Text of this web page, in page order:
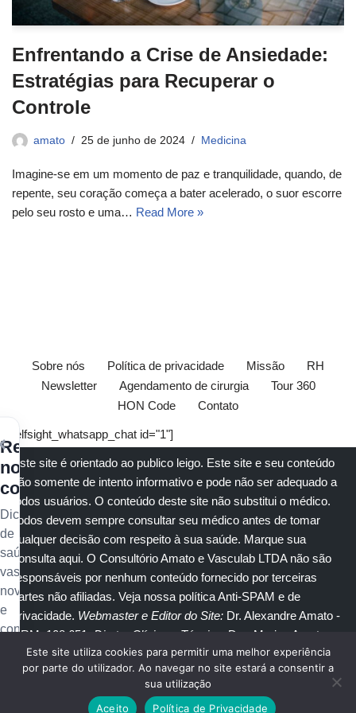
Enfrentando a Crise de Ansiedade:
Estratégias para Recuperar o
Controle
amato 25 de junho de 2024 Medicina
Imagine-se em um momento de paz e tranquilidade, quando, de
repente, seu coração começa a bater acelerado, o suor escorre
pelo seu rosto e uma… Read More »
Sobre nós Política de privacidade Missão
RH
Newsletter
Agendamento de cirurgia
Tour 360
HON Code
Contato
[elfsight_whatsapp_chat id="1"]
Este site é orientado ao publico leigo. Este site e seu conteúdo
são somente de intento informativo e pode não ser adequado a
todos usuários. O conteúdo deste site não substitui o médico.
Todos devem sempre consultar seu médico antes de tomar
qualquer decisão com respeito à sua saúde. Marque sua
consulta aqui. O Consultório Amato e Vasculab LTDA não são
responsáveis por nenhum conteúdo fornecido por terceiras
partes não afiliadas. Veja nossa política Anti-SPAM e de
privacidade. Webmaster e Editor do Site: Dr. Alexandre Amato -
CRM: 108.651
. Diretor Clínico e Técnico
: Dra. Marisa Amato
CRM 30400 RTE 056950.
© Copyright 2023Amato Consultório Médico. Todos direitos
Receba
nossos
conteúdos
Dicas
de
saúde
vascular,
novidades
e
conteúdo
exclusivo
Este site utiliza cookies para permitir uma melhor experiência
por parte do utilizador. Ao navegar no site estará a consentir a
sua utilização
Aceito
Política de Privacidade